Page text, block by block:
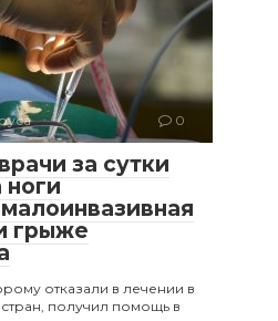
0
за сутки
ноги
грыже
отказали в лечении в
получил помощь в